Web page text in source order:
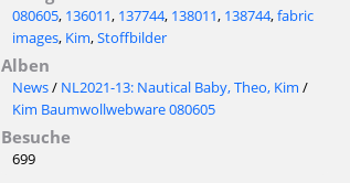
080605, 136011, 137744, 138011, 138744,fabric
images, Kim,Stoffbilder
Alben
News/ NL2021-13: Nautical Baby, Theo, Kim /
Kim Baumwollwebware 080605
Besuche
699